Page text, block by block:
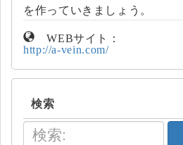
を作っていきましょう。
WEBサイト：
http://a-vein.com/
検索